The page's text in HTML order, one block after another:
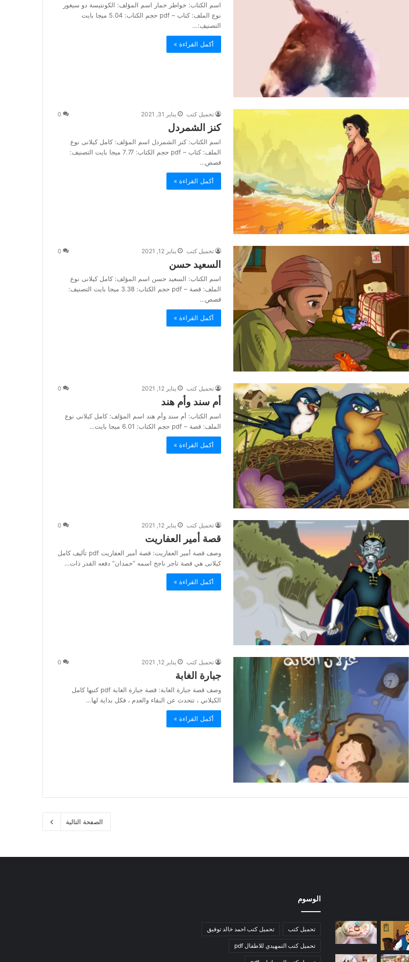
اسم الكتاب: خواطر حمار اسم المؤلف: الكونتيسة دو سيغور
نوع الملف: كتاب – pdf حجم الكتاب: 5.04 ميجا بايت
التصنيف:…
أكمل القراءة »
تحميل كتب يناير 31, 2021 0
كنز الشمردل
اسم الكتاب: كنز الشمردل اسم المؤلف: كامل كيلانى نوع
الملف: كتاب – pdf حجم الكتاب: 7.77 ميجا بايت التصنيف:
قصص…
أكمل القراءة »
تحميل كتب يناير 12, 2021 0
السعيد حسن
اسم الكتاب: السعيد حسن اسم المؤلف: كامل كيلانى نوع
الملف: قصة – pdf حجم الكتاب: 3.38 ميجا بايت التصنيف:
قصص…
أكمل القراءة »
تحميل كتب يناير 12, 2021 0
أم سند وأم هند
اسم الكتاب: أم سند وأم هند اسم المؤلف: كامل كيلانى نوع
الملف: قصة – pdf حجم الكتاب: 6.01 ميجا بايت…
أكمل القراءة »
تحميل كتب يناير 12, 2021 0
قصة أمير العفاريت
وصف قصة أمير العفاريت: قصة أمير العفاريت pdf تأليف كامل
كيلانى هي قصة تاجر ناجح اسمه “حمدان” دفعه القدر ذات…
أكمل القراءة »
تحميل كتب يناير 12, 2021 0
جبارة الغابة
وصف قصة جبارة الغابة: قصة جبارة الغابة pdf كتبها كامل
الكيلاني ، تتحدث عن البقاء والعدم ، فكل بداية لها…
أكمل القراءة »
الصفحة التالية
الوسوم
تحميل كتب تحميل كتب احمد خالد توفيق
تحميل كتب التمهيدي للاطفال pdf